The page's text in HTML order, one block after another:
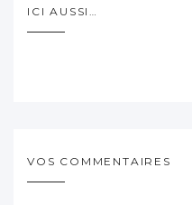
ICI AUSSI…
VOS COMMENTAIRES